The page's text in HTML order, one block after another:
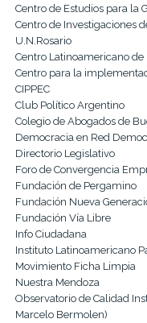
Centro de Estudios para la
Centro de Investigaciones
U.N.Rosario
Centro Latinoamericano
Centro para la
CIPPEC
Club Político Argentino
Colegio de Abogados de
Democracia en Red
Directorio Legislativo
Foro de Convergencia
Fundación de Pergamino
Fundación Nueva
Fundación Vía Libre
Info Ciudadana
Instituto Latinoamericano
Movimiento Ficha Limpia
Nuestra Mendoza
Observatorio de Calidad
Marcelo Bermolen)